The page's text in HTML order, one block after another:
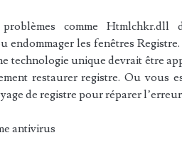
comme Htmlchkr.dll
endommager les fenêtres
technologie unique devrait être
restaurer registre. Ou vous
de registre pour réparer
antivirus